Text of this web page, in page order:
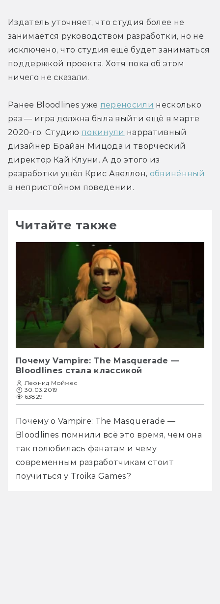
Издатель уточняет, что студия более не
занимается руководством разработки, но не
исключено, что студия ещё будет заниматься
поддержкой проекта. Хотя пока об этом
ничего не сказали.
Ранее Bloodlines уже переносили несколько
раз — игра должна была выйти ещё в марте
2020-го. Студию покинули нарративный
дизайнер Брайан Мицода и творческий
директор Кай Клуни. А до этого из
разработки ушёл Крис Авеллон, обвинённый
в непристойном поведении.
Читайте также
Почему Vampire: The Masquerade —
Bloodlines стала классикой
Леонид Мойжес
30.03.2019
63829
Почему о Vampire: The Masquerade —
Bloodlines помнили всё это время, чем она
так полюбилась фанатам и чему
современным разработчикам стоит
поучиться у Troika Games?